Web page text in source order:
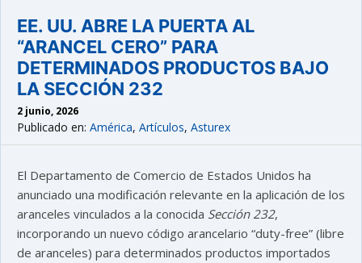
EE. UU. ABRE LA PUERTA AL
“ARANCEL CERO” PARA
DETERMINADOS PRODUCTOS BAJO
LA SECCIÓN 232
2 junio, 2026
Publicado en: América, Artículos, Asturex
El Departamento de Comercio de Estados Unidos ha
anunciado una modificación relevante en la aplicación de los
aranceles vinculados a la conocida Sección 232,
incorporando un nuevo código arancelario “duty-free” (libre
de aranceles) para determinados productos importados